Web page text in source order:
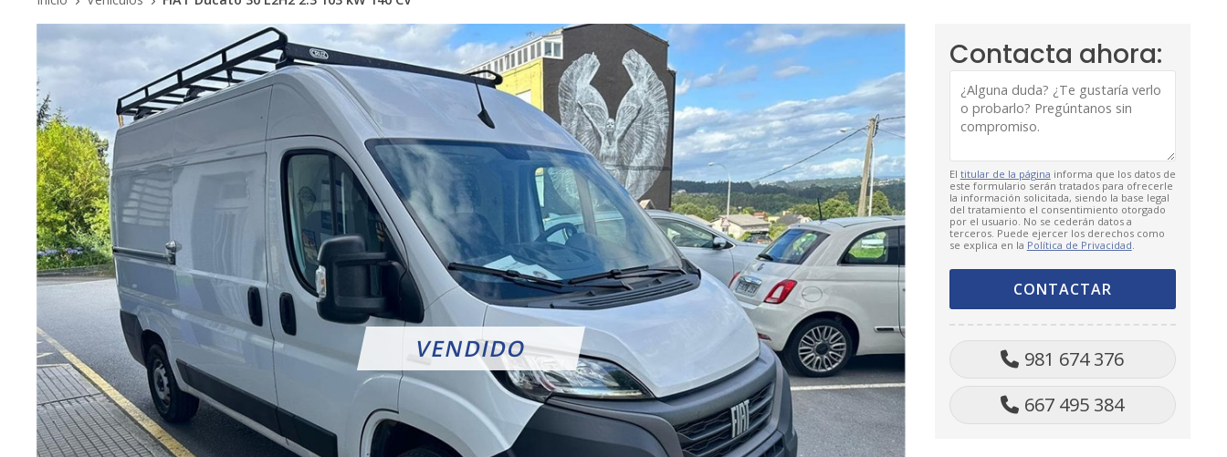
Contacta ahora:
El titular de la página informa que los datos de
este formulario serán tratados para ofrecerle
la información solicitada, siendo la base legal
del tratamiento el consentimiento otorgado
por el usuario. No se cederán datos a
terceros. Puede ejercer los derechos como
se explica en la Política de Privacidad
981 674 376
667 495 384